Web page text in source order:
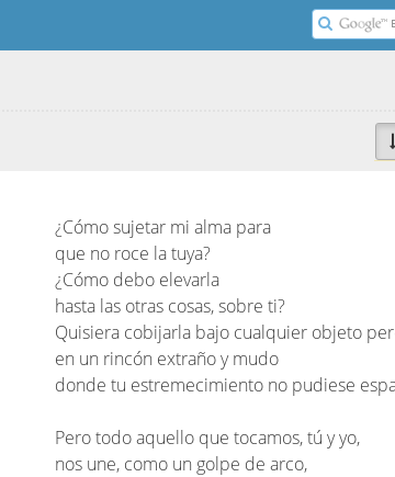
¿Cómo sujetar mi alma para
que no roce la tuya?
¿Cómo debo elevarla
hasta las otras cosas, sobre ti?
Quisiera cobijarla bajo cualquier objeto
en un rincón extraño y mudo
donde tu estremecimiento no pudiese
Pero todo aquello que tocamos, tú y yo,
nos une, como un golpe de arco,